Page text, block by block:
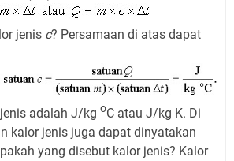
jenis c? Persamaan di atas dapat
adalah J/kg oC atau J/kg K. Di
kalor jenis juga dapat dinyatakan
yang disebut kalor jenis? Kalor